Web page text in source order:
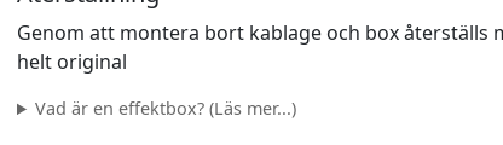
Genom att montera bort kablage och box återställs
helt original
Vad är en effektbox? (Läs mer...)